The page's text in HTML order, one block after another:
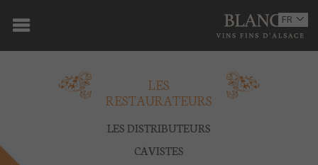
DOMAINE
OENOTOURISME
BOUTIQUE
FR
EN
LES
RESTAURATEURS
LES DISTRIBUTEURS
CAVISTES